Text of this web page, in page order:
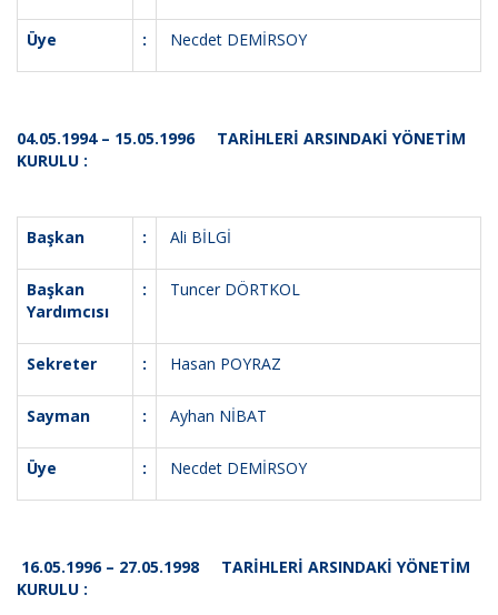
Üye : Necdet DEMİRSOY
04.05.1994 – 15.05.1996 TARİHLERİ ARSINDAKİ YÖNETİM
KURULU :
Başkan : Ali BİLGİ
Başkan
Yardımcısı
: Tuncer DÖRTKOL
Sekreter : Hasan POYRAZ
Sayman : Ayhan NİBAT
Üye : Necdet DEMİRSOY
16.05.1996 – 27.05.1998 TARİHLERİ ARSINDAKİ YÖNETİM
KURULU :